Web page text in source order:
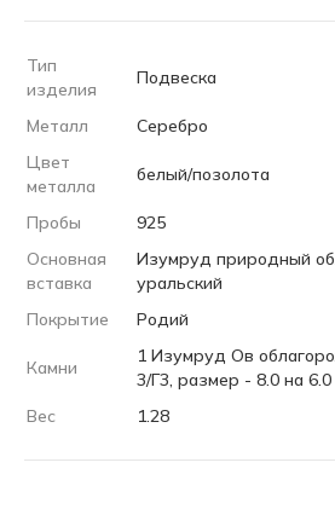
Тип
изделия
Подвеска
Металл
Серебро
Цвет
металла
белый/позолота
Пробы
925
Основная
вставка
Изумруд природный
уральский
Покрытие
Родий
Камни
1 Изумруд Ов
3/Г3, размер - 8.0 на
Вес
1.28